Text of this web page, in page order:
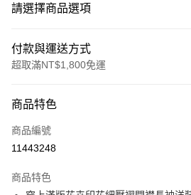
請選擇商品選項
付款與運送方式
超取滿NT$1,800免運
信用卡一次付款
超商取貨付款
Apple Pay
商品特色
商品編號
11443248
商品特色